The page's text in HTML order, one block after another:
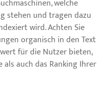
welche
stehen und tragen dazu
wird. Achten Sie
organisch in den Text
für die Nutzer bieten,
als auch das Ranking Ihrer